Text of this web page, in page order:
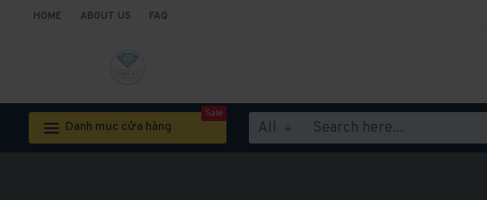
HOME ABOUT US FAQ
Danh mục cửa hàng
Sale
All